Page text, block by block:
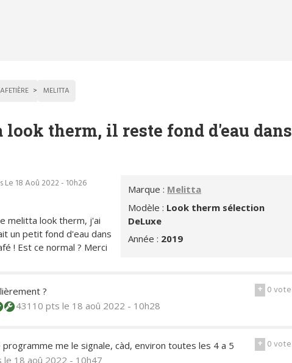
MELITTA
therm, il reste fond d'eau dans
Marque : Melitta
Modèle : Look therm sélection
DeLuxe
Année : 2019
Le 18 Aoû 2022 - 10h26
melitta look therm, j'ai
un petit fond d'eau dans
! Est ce normal ? Merci
+ 0vote
?
43110 pts le 18 aoû 2022 - 10h28
+ 0vote
me le signale, càd, environ toutes les 4 a 5
le 18 aoû 2022 - 10h47